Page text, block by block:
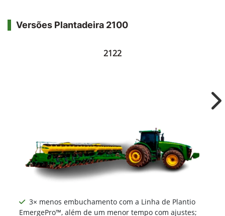
Versões Plantadeira 2100
2122
3× menos embuchamento com a Linha de Plantio
EmergePro™, além de um menor tempo com ajustes;